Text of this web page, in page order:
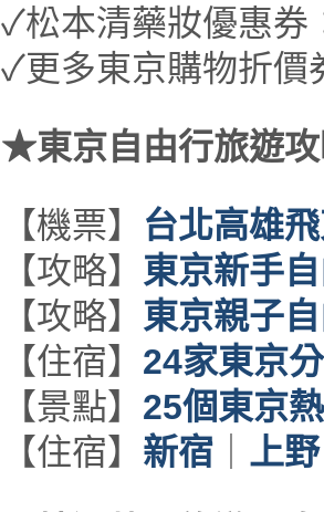
✓松本清藥妝優惠券
✓更多東京購物折價
★東京自由行旅遊
【機票】 台北高雄
【攻略】 東京新手
【攻略】 東京親子
【住宿】 24家東京
【景點】 25個東京
【住宿】 新宿 上野